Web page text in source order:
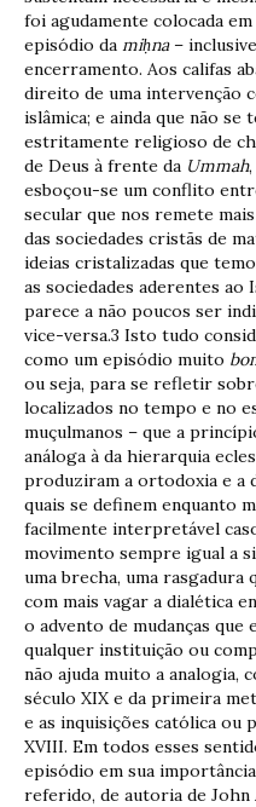
foi agudamente colocada
episódio da miḥna –
encerramento. Aos califas
direito de uma intervenção
islâmica; e ainda que não se
estritamente religioso de
de Deus à frente da Ummah
esboçou-se um conflito
secular que nos remete
das sociedades cristãs de
ideias cristalizadas que
as sociedades aderentes ao
parece a não poucos ser
vice-versa.3 Isto tudo
como um episódio muito
ou seja, para se refletir
localizados no tempo e no
muçulmanos – que a
análoga à da hierarquia
produziram a ortodoxia e a
quais se definem enquanto
facilmente interpretável
movimento sempre igual a
uma brecha, uma
com mais vagar a dialética
o advento de mudanças
qualquer instituição ou
não ajuda muito a analogia,
século XIX e da primeira
e as inquisições católica ou
XVIII. Em todos esses
episódio em sua
referido, de autoria de John